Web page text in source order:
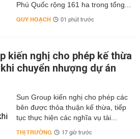
Phú Quốc rộng 161 ha trong tổng...
QUY HOẠCH 01 phút trước
kiến nghị cho phép kế thừa
chuyển nhượng dự án
Sun Group kiến nghị cho phép các
bên được thỏa thuận kế thừa, tiếp
tục thực hiện các nghĩa vụ tài...
THỊ TRƯỜNG 17 giờ trước